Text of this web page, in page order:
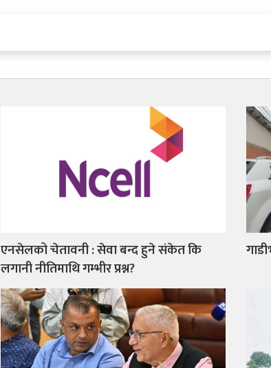
एनसेलको चेतावनी : सेवा बन्द हुने संकेत कि
लगानी नीतिमाथि गम्भीर प्रश्न?